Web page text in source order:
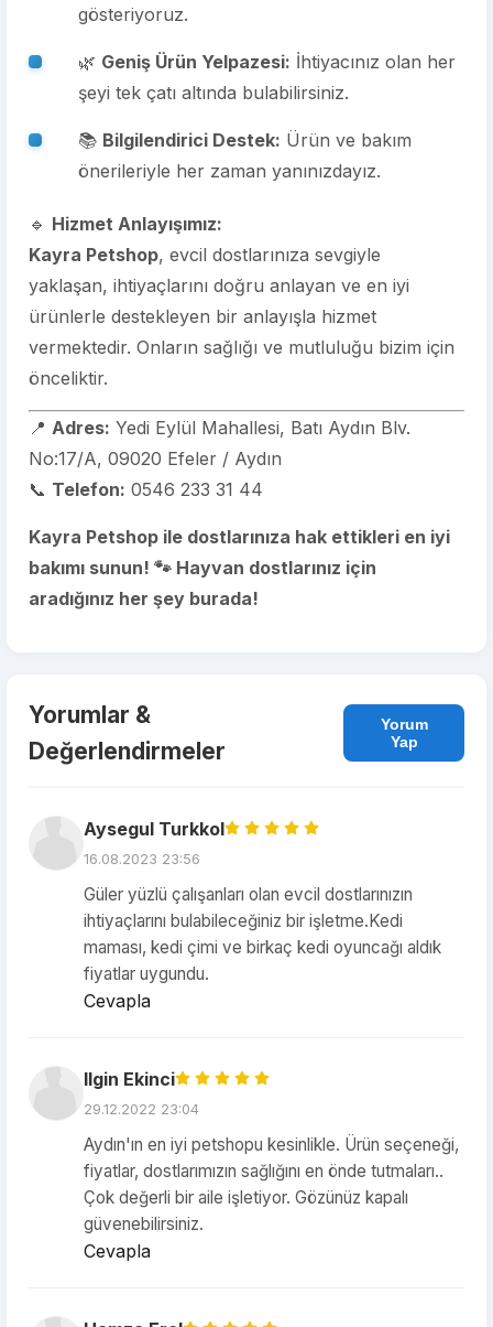
gösteriyoruz.
🌿 Geniş Ürün Yelpazesi: İhtiyacınız olan her
şeyi tek çatı altında bulabilirsiniz.
📚 Bilgilendirici Destek: Ürün ve bakım
önerileriyle her zaman yanınızdayız.
🔹 Hizmet Anlayışımız:
Kayra Petshop, evcil dostlarınıza sevgiyle
yaklaşan, ihtiyaçlarını doğru anlayan ve en iyi
ürünlerle destekleyen bir anlayışla hizmet
vermektedir. Onların sağlığı ve mutluluğu bizim için
önceliktir.
📍 Adres: Yedi Eylül Mahallesi, Batı Aydın Blv.
No:17/A, 09020 Efeler / Aydın
📞 Telefon: 0546 233 31 44
Kayra Petshop ile dostlarınıza hak ettikleri en iyi
bakımı sunun! 🐾 Hayvan dostlarınız için
aradığınız her şey burada!
Yorumlar &
Değerlendirmeler
Yorum
Yap
Aysegul Turkkol
16.08.2023 23:56
Güler yüzlü çalışanları olan evcil dostlarınızın
ihtiyaçlarını bulabileceğiniz bir işletme.Kedi
maması, kedi çimi ve birkaç kedi oyuncağı aldık
fiyatlar uygundu.
Cevapla
Ilgin Ekinci
29.12.2022 23:04
Aydın'ın en iyi petshopu kesinlikle. Ürün seçeneği,
fiyatlar, dostlarımızın sağlığını en önde tutmaları..
Çok değerli bir aile işletiyor. Gözünüz kapalı
güvenebilirsiniz.
Cevapla